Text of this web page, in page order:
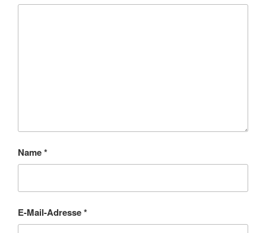
Name*
E-Mail-Adresse*